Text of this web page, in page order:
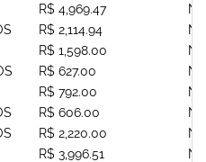
R$ 4,969.47
R$ 2,114.94
R$ 1,598.00
R$ 627.00
R$ 792.00
R$ 606.00
R$ 2,220.00
R$ 3,996.51